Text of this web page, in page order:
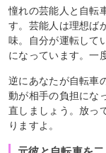
憧れの芸能人と自転
す。芸能人は理想ば
味。自分が運転して
になっています。一
逆にあなたが自転車
動が相手の負担にな
直しましょう。放っ
りますよ。